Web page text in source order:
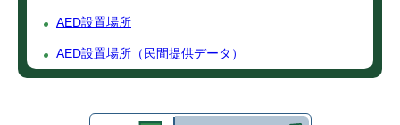
AED設置場所
AED設置場所（民間提供データ）